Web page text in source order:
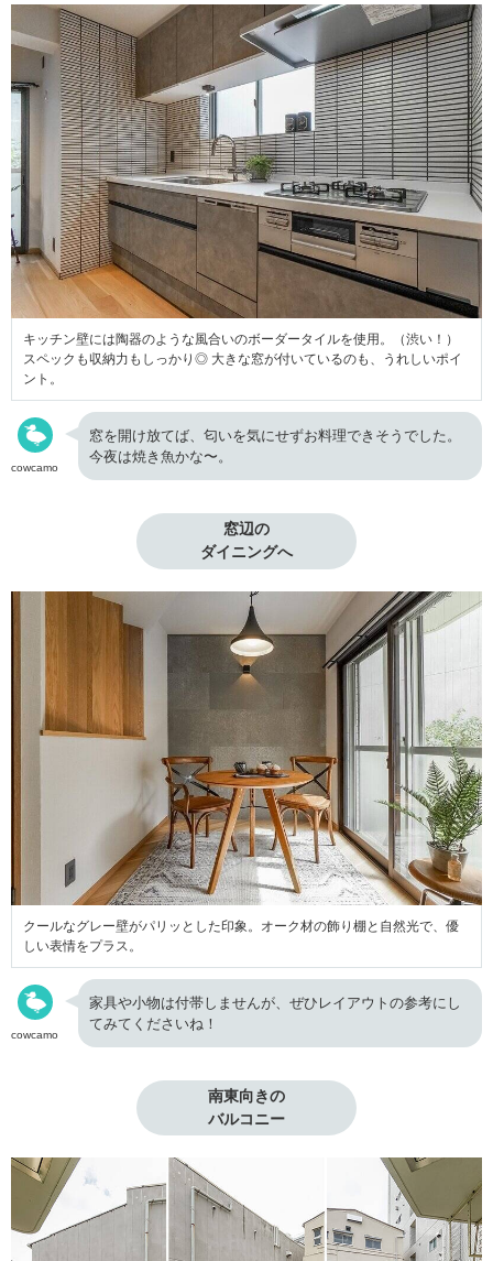
キッチン壁には陶器のような風合いのボーダータイルを使用。（渋い！）
スペックも収納力もしっかり◎ 大きな窓が付いているのも、うれしいポイ
ント。
cowcamo
窓を開け放てば、匂いを気にせずお料理できそうでした。
今夜は焼き魚かな〜。
窓辺の
ダイニングへ
クールなグレー壁がパリッとした印象。オーク材の飾り棚と自然光で、優
しい表情をプラス。
cowcamo
家具や小物は付帯しませんが、ぜひレイアウトの参考にし
てみてくださいね！
南東向きの
バルコニー